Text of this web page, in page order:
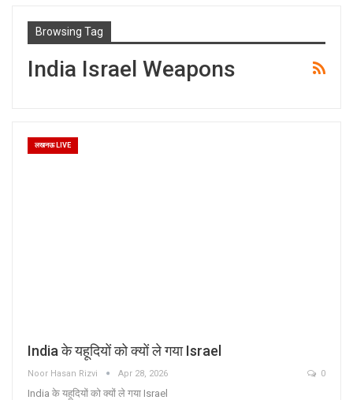
Browsing Tag
India Israel Weapons
लखनऊ LIVE
India के यहूदियों को क्यों ले गया Israel
Noor Hasan Rizvi Apr 28, 2026 0
India के यहूदियों को क्यों ले गया Israel